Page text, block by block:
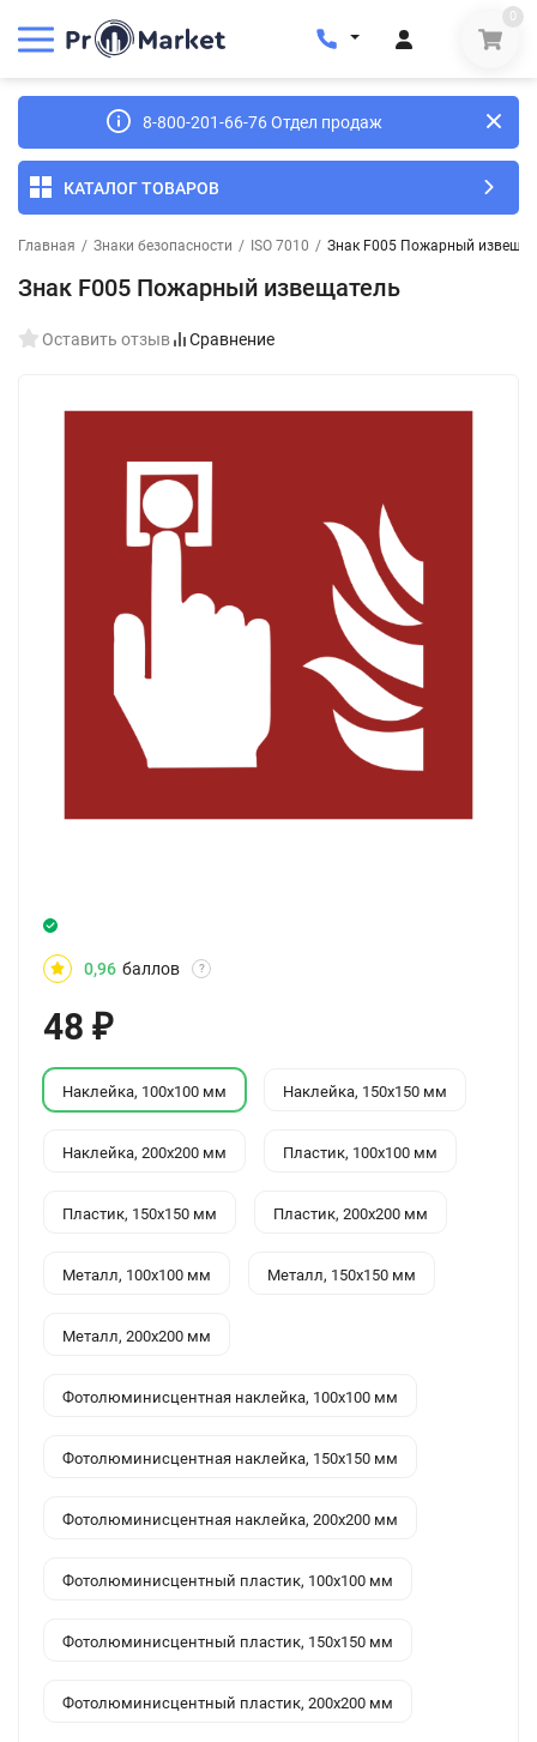
0
8-800-201-66-76 Отдел продаж
КАТАЛОГ ТОВАРОВ
Главная / Знаки безопасности / ISO 7010 / Знак F005 Пожарный
Знак F005 Пожарный извещатель
Оставить отзыв Сравнение
0,96 баллов ?
48 ₽
Наклейка, 100x100 мм Наклейка, 150x150 мм
Наклейка, 200x200 мм Пластик, 100x100 мм
Пластик, 150x150 мм Пластик, 200x200 мм
Металл, 100x100 мм Металл, 150x150 мм
Металл, 200x200 мм
Фотолюминисцентная наклейка, 100x100 мм
Фотолюминисцентная наклейка, 150x150 мм
Фотолюминисцентная наклейка, 200x200 мм
Фотолюминисцентный пластик, 100x100 мм
Фотолюминисцентный пластик, 150x150 мм
Фотолюминисцентный пластик, 200x200 мм